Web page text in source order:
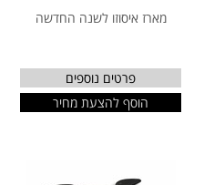
מארז איסוזו לשנה החדשה
פרטים נוספים
הוסף להצעת מחיר